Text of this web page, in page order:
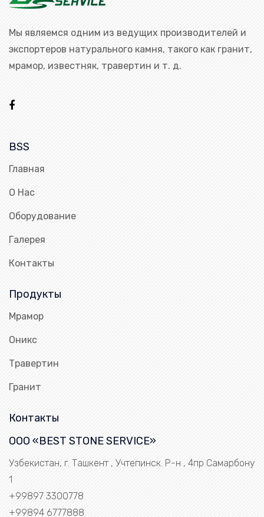
Мы являемся одним из ведущих производителей и
экспортеров натурального камня, такого как гранит,
мрамор, известняк, травертин и т. д.
BSS
Главная
О Нас
Оборудование
Галерея
Контакты
Продукты
Мрамор
Оникс
Травертин
Гранит
Контакты
ООО «BEST STONE SERVICE»
Узбекистан, г. Ташкент , Учтепинск. Р-н , 4пр Самарбону
1
+99897 3300778
+99894 6777888